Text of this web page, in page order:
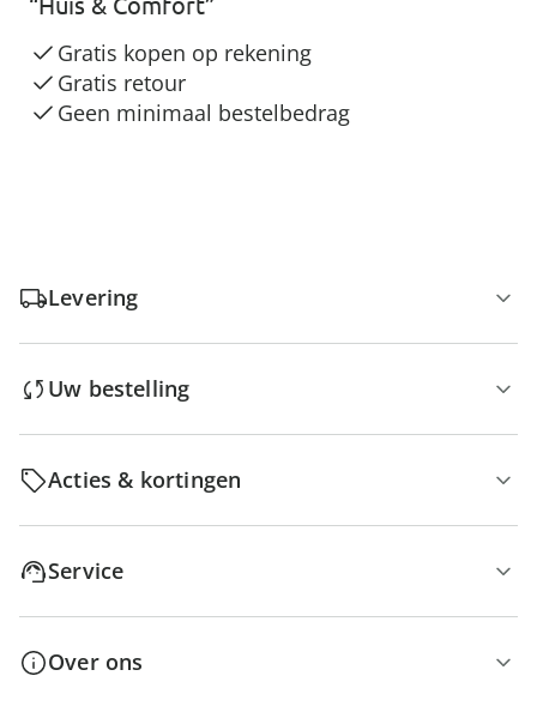
Gratis kopen op rekening
Gratis retour
Geen minimaal bestelbedrag
Levering
Uw bestelling
Acties & kortingen
Service
Over ons